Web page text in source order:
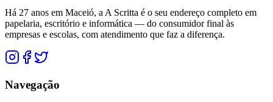
Há 27 anos em Maceió, a A Scritta é o seu endereço completo em
papelaria, escritório e informática — do consumidor final às
empresas e escolas, com atendimento que faz a diferença.
Navegação